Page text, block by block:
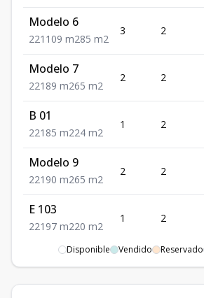
Modelo 6
221 109 m285 m2
3 2
Modelo 7
221 89 m265 m2
2 2
B 01
221 85 m224 m2
1 2
Modelo 9
221 90 m265 m2
2 2
E 103
221 97 m220 m2
1 2
E PH 301
3 2
Disponible Vendido Reservado